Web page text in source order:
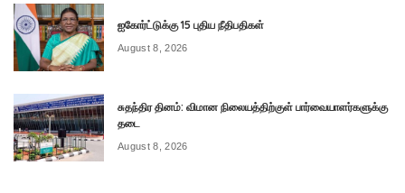
ஐகோர்ட்டுக்கு 15 புதிய நீதிபதிகள்
August 8, 2026
சுதந்திர தினம்: விமான நிலையத்திற்குள் பார்வையாளர்களுக்கு
தடை
August 8, 2026